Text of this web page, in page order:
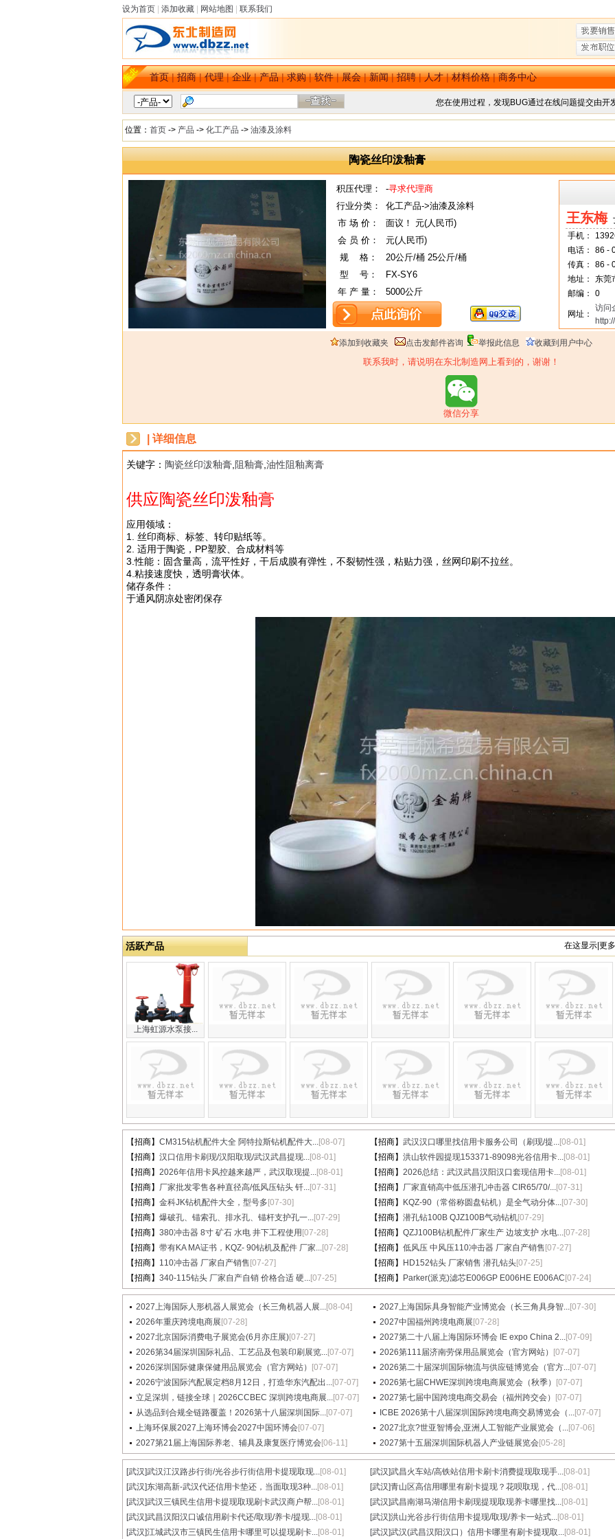
设为首页 添加收藏 网站地图 联系我们
首页|招商|代理|企业|产品|求购|软件|展会|新闻|招聘|人才|材料价格|商务中心
您在使用过程，发现BUG通过在线问题提交由
位置： 首页 -> 产品 -> 化工产品 -> 油漆及涂料
陶瓷丝印泼釉膏
积压代理： -寻求代理商
行业分类：
化工产品->油漆及涂料
市 场 价：
面议！ 元(人民币)
会 员 价：
元(人民币)
规
格：
20公斤/桶 25公斤/桶
型
号：
FX-SY6
年 产 量：
5000公斤
王东梅
手机：
电话：
86 -
传真：
86 -
地址：
东莞
邮编：
0
网址：
访问
http://
添加到收藏夹 点击发邮件咨询 举报此信息 收藏到用户中心
联系我时，请说明在东北制造网上看到的，谢谢！
微信分享
| 详细信息
关键字： 陶瓷丝印泼釉膏 阻釉膏 油性阻釉离膏
供应陶瓷丝印泼釉膏
应用领域：
1. 丝印商标、标签、转印贴纸等。
2. 适用于陶瓷，PP塑胶、合成材料等
3.性能：固含量高，流平性好，干后成膜有弹性，不裂韧性强，粘贴力强，丝网印刷不拉丝。
4.粘接速度快，透明膏状体。
储存条件：
于通风阴凉处密闭保存
活跃产品 在这显示|更
上海虹源水泵接...
【招商】 CM315钻机配件大全 阿特拉斯钻机配件大...[08-07] 【招商】 武汉汉口哪里找信用卡服务公司（刷现/提...[08-01]
【招商】 汉口信用卡刷现/汉阳取现/武汉武昌提现...[08-01] 【招商】 洪山软件园提现153371-89098光谷信用卡...[08-01]
【招商】 2026年信用卡风控越来越严，武汉取现提...[08-01] 【招商】 2026总结：武汉武昌汉阳汉口套现信用卡...[08-01]
【招商】 厂家批发零售各种直径高/低风压钻头 钎...[07-31] 【招商】 厂家直销高中低压潜孔冲击器 CIR65/70/...[07-31]
【招商】 金科JK钻机配件大全，型号多 [07-30] 【招商】 KQZ-90（常俗称圆盘钻机）是全气动分体...[07-30]
【招商】 爆破孔、锚索孔、排水孔、锚杆支护孔一...[07-29] 【招商】 潜孔钻100B QJZ100B气动钻机[07-29]
【招商】 380冲击器 8寸 矿石 水电 井下工程使用 [07-28] 【招商】 QZJ100B钻机配件厂家生产 边坡支护 水电...[07-28]
【招商】 带有KA MA证书，KQZ- 90钻机及配件 厂家...[07-28] 【招商】 低风压 中风压110冲击器 厂家自产销售 [07-27]
【招商】 110冲击器 厂家自产销售 [07-27] 【招商】 HD152钻头 厂家销售 潜孔钻头[07-25]
【招商】 340-115钻头 厂家自产自销 价格合适 硬...[07-25] 【招商】 Parker(派克)滤芯E006GP E006HE E006AC [07-24]
2027上海国际人形机器人展览会（长三角机器人展...[08-04] 2027上海国际具身智能产业博览会（长三角具身智...[07-30]
2026年重庆跨境电商展 [07-28] 2027中国福州跨境电商展 [07-28]
2027北京国际消费电子展览会(6月亦庄展)[07-27] 2027第二十八届上海国际环博会 IE expo China 2...[07-09]
2026第34届深圳国际礼品、工艺品及包装印刷展览...[07-07] 2026第111届济南劳保用品展览会（官方网站）
[07-07]
2026深圳国际健康保健用品展览会（官方网站）
[07-07] 2026第二十届深圳国际物流与供应链博览会（官方...[07-07]
2026宁波国际汽配展定档8月12日，打造华东汽配出...[07-07] 2026第七届CHWE深圳跨境电商展览会（秋季）
[07-07]
立足深圳，链接全球｜2026CCBEC 深圳跨境电商展...[07-07] 2027第七届中国跨境电商交易会（福州跨交会）
[07-07]
从选品到合规全链路覆盖！2026第十八届深圳国际...[07-07] ICBE 2026第十八届深圳国际跨境电商交易博览会（...[07-07]
上海环保展2027上海环博会2027中国环博会[07-07] 2027北京?世亚智博会,亚洲人工智能产业展览会（...[07-06]
2027第21届上海国际养老、辅具及康复医疗博览会[06-11] 2027第十五届深圳国际机器人产业链展览会[05-28]
[武汉]武汉江汉路步行街/光谷步行街信用卡提现取现...[08-01] [武汉]武昌火车站/高铁站信用卡刷卡消费提现取现手...[08-01]
[武汉]东湖高新-武汉代还信用卡垫还，当面取现3种...[08-01] [武汉]青山区高信用哪里有刷卡提现？花呗取现，代...[08-01]
[武汉]武汉三镇民生信用卡提现取现刷卡武汉商户帮...[08-01] [武汉]武昌南湖马湖信用卡刷现提现取现养卡哪里找...[08-01]
[武汉]武昌汉阳汉口诚信用刷卡代还/取现/养卡/提现...[08-01] [武汉]洪山光谷步行街信用卡提现/取现/养卡一站式...[08-01]
[武汉]江城武汉市三镇民生信用卡哪里可以提现刷卡...[08-01] [武汉]武汉(武昌汉阳汉口）信用卡哪里有刷卡提现取...[08-01]